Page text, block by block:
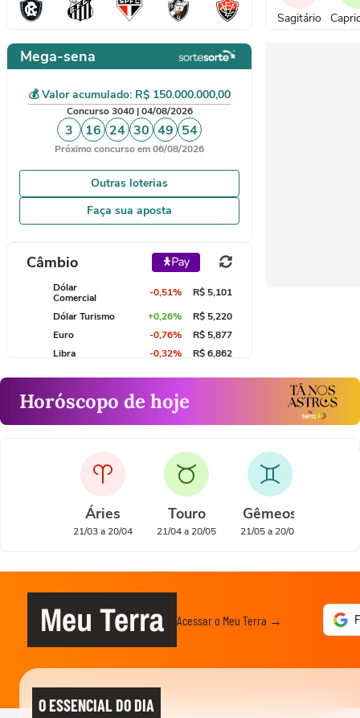
Sagitário
Mega-sena
💰 Valor acumulado: R$ 150.000.000,00
Concurso 3040 | 04/08/2026
3 16 24 30 49 54
Próximo concurso em 06/08/2026
Outras loterias
Faça sua aposta
Câmbio
Dólar
Comercial
-0,51%
R$ 5,101
Dólar Turismo
+0,26%
R$ 5,220
Euro
-0,76%
R$ 5,877
Libra
-0,32% R$ 6,862
Horóscopo de hoje
Áries
21/03 a 20/04
Touro
21/04 a 20/05
Gêmeos
21/05 a 20/06
Meu Terra Acessar o Meu Terra →
O ESSENCIAL DO DIA